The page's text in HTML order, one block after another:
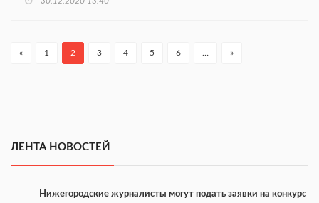
« 1 2 3 4 5 6 … »
ЛЕНТА НОВОСТЕЙ
Нижегородские журналисты могут подать заявки на конкурс